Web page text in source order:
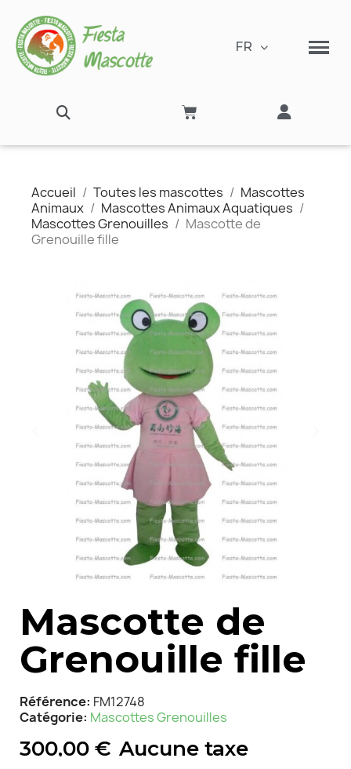
FR
Accueil Toutes les mascottes
Mascottes
Animaux
Mascottes Animaux Aquatiques
Mascottes Grenouilles
Mascotte de
Grenouille fille
Mascotte de
Grenouille fille
Référence FM12748
Catégorie Mascottes Grenouilles
300,00 € Aucune taxe